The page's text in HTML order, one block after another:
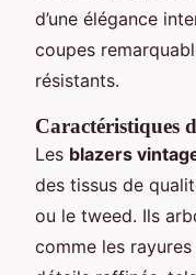
d’une élégance
coupes
résistants.
Caractéristiques
Les blazers
des tissus de
ou le tweed. Ils
comme les